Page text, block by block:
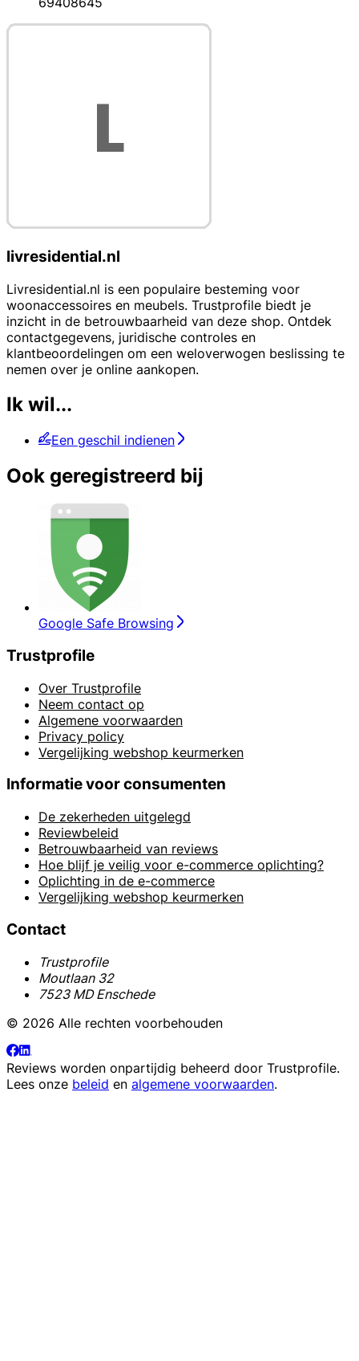
livresidential.nl
Livresidential.nl is een populaire besteming voor
woonaccessoires en meubels. Trustprofile biedt je
inzicht in de betrouwbaarheid van deze shop. Ontdek
contactgegevens, juridische controles en
klantbeoordelingen om een weloverwogen beslissing te
nemen over je online aankopen.
Ik wil...
Een geschil indienen
Ook geregistreerd bij
Google Safe Browsing
Trustprofile
Over Trustprofile
Neem contact op
Algemene voorwaarden
Privacy policy
Vergelijking webshop keurmerken
Informatie voor consumenten
De zekerheden uitgelegd
Reviewbeleid
Betrouwbaarheid van reviews
Hoe blijf je veilig voor e-commerce oplichting?
Oplichting in de e-commerce
Vergelijking webshop keurmerken
Contact
Trustprofile
Moutlaan 32
7523 MD Enschede
© 2026 Alle rechten voorbehouden
Reviews worden onpartijdig beheerd door Trustprofile.
Lees onze beleid en algemene voorwaarden.